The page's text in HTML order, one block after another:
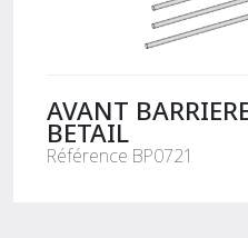
AVANT
BETAIL
Référence BP0721